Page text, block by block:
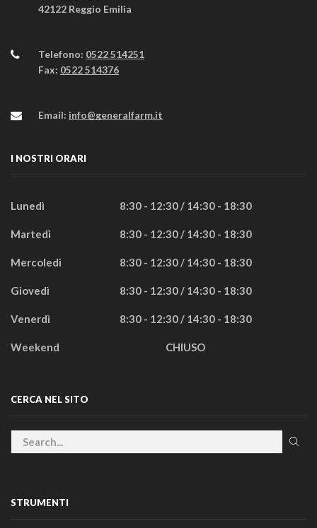
42122 Reggio Emilia
Telefono: 0522 514251
Fax: 0522 514376
Email: info@generalfarm.it
I NOSTRI ORARI
Lunedì 8:30 - 12:30 / 14:30 - 18:30
Martedì 8:30 - 12:30 / 14:30 - 18:30
Mercoledì 8:30 - 12:30 / 14:30 - 18:30
Giovedì 8:30 - 12:30 / 14:30 - 18:30
Venerdì 8:30 - 12:30 / 14:30 - 18:30
Weekend CHIUSO
CERCA NEL SITO
STRUMENTI